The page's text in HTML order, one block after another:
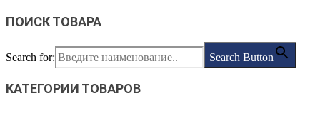
ПОИСК ТОВАРА
Search for: Search Button
КАТЕГОРИИ ТОВАРОВ